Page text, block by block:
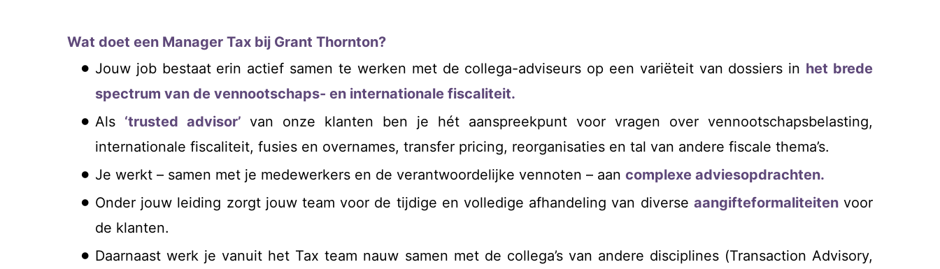
Wat doet een Manager Tax bij Grant Thornton?
Jouw job bestaat erin actief samen te werken met de collega-adviseurs op een variëteit van dossiers in het brede
spectrum van de vennootschaps- en internationale fiscaliteit.
Als ‘trusted advisor’ van onze klanten ben je hét aanspreekpunt voor vragen over vennootschapsbelasting,
internationale fiscaliteit, fusies en overnames, transfer pricing, reorganisaties en tal van andere fiscale thema’s.
Je werkt – samen met je medewerkers en de verantwoordelijke vennoten – aan complexe adviesopdrachten.
Onder jouw leiding zorgt jouw team voor de tijdige en volledige afhandeling van diverse aangifteformaliteitenvoor
de klanten.
Daarnaast werk je vanuit het Tax team nauw samen met de collega’s van andere disciplines (Transaction Advisory,